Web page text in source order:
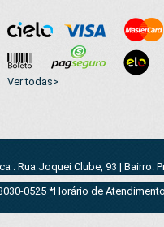
Ver todas>
: Rua Joquei Clube, 93 | Bairro:
0525 *Horário de